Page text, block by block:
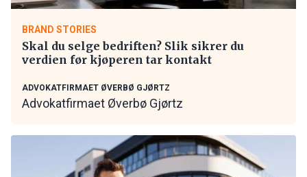
BRAND STORIES
Skal du selge bedriften? Slik sikrer du
verdien før kjøperen tar kontakt
ADVOKATFIRMAET ØVERBØ GJØRTZ
Advokatfirmaet Øverbø Gjørtz